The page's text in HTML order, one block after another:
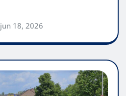
jun 18, 2026